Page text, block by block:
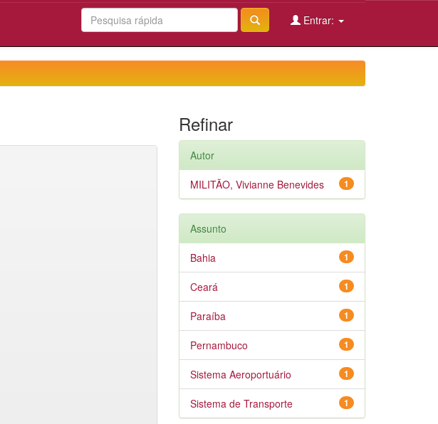
Entrar:
Refinar
Autor
1
MILITÃO, Vivianne Benevides
Assunto
1
Bahia
1
Ceará
1
Paraíba
1
Pernambuco
1
Sistema Aeroportuário
1
Sistema de Transporte